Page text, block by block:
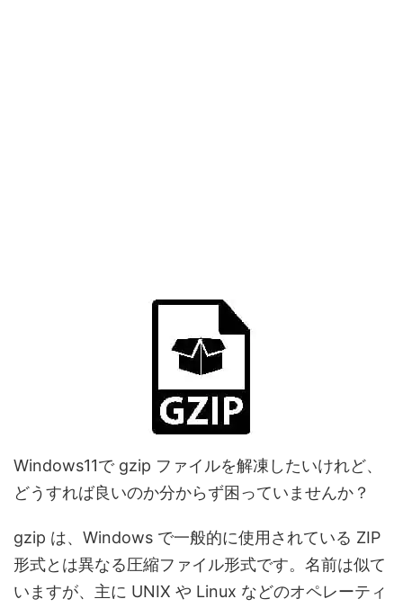
Windows11で gzip ファイルを解凍したいけれど、
どうすれば良いのか分からず困っていませんか？
gzip は、Windows で一般的に使用されている ZIP
形式とは異なる圧縮ファイル形式です。名前は似て
いますが、主に UNIX や Linux などのオペレーティ